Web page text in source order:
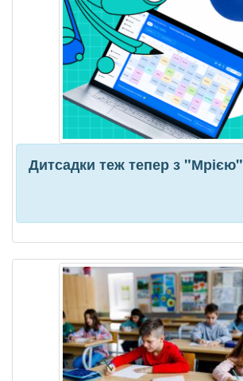
Дитсадки теж тепер з "Мрією"